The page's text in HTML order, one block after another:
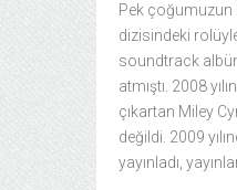
Pek çoğumuzun
dizisindeki
soundtrack
atmıştı. 2008
çıkartan Miley
değildi. 2009
yayınladı,